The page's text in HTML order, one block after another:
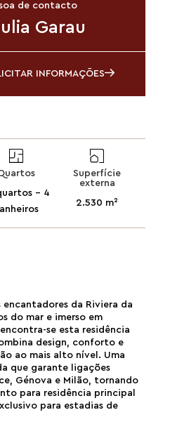
de contacto
Garau
INFORMAÇÕES
- 4
Superfície
externa
2.530 m²
encantadores da Riviera da
do mar e imerso em
se esta residência
design, conforto e
ao mais alto nível. Uma
que garante ligações
Génova e Milão, tornando
para residência principal
para estadias de